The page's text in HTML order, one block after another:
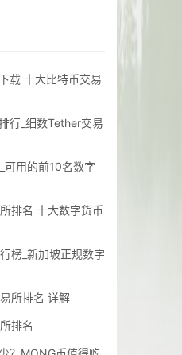
载 十大比特币交易
行_细数Tether交易
可用的前10名数字
排名 十大数字货币
榜_新加坡正规数字
所排名 详解
排名